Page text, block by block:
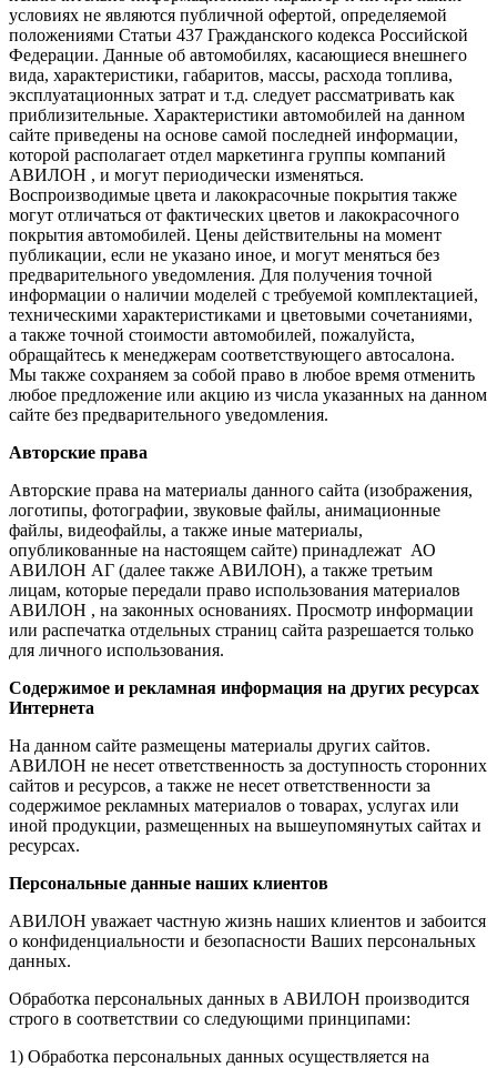
условиях не являются публичной офертой, определяемой
положениями Статьи 437 Гражданского кодекса Российской
Федерации. Данные об автомобилях, касающиеся внешнего
вида, характеристики, габаритов, массы, расхода топлива,
эксплуатационных затрат и т.д. следует рассматривать как
приблизительные. Характеристики автомобилей на данном
сайте приведены на основе самой последней информации,
которой располагает отдел маркетинга группы компаний
АВИЛОН , и могут периодически изменяться.
Воспроизводимые цвета и лакокрасочные покрытия также
могут отличаться от фактических цветов и лакокрасочного
покрытия автомобилей. Цены действительны на момент
публикации, если не указано иное, и могут меняться без
предварительного уведомления. Для получения точной
информации о наличии моделей с требуемой комплектацией,
техническими характеристиками и цветовыми сочетаниями,
а также точной стоимости автомобилей, пожалуйста,
обращайтесь к менеджерам соответствующего автосалона.
Мы также сохраняем за собой право в любое время отменить
любое предложение или акцию из числа указанных на данном
сайте без предварительного уведомления.
Авторские права
Авторские права на материалы данного сайта (изображения,
логотипы, фотографии, звуковые файлы, анимационные
файлы, видеофайлы, а также иные материалы,
опубликованные на настоящем сайте) принадлежат АО
АВИЛОН АГ (далее также АВИЛОН), а также третьим
лицам, которые передали право использования материалов
АВИЛОН , на законных основаниях. Просмотр информации
или распечатка отдельных страниц сайта разрешается только
для личного использования.
Содержимое и рекламная информация на других ресурсах
Интернета
На данном сайте размещены материалы других сайтов.
АВИЛОН не несет ответственность за доступность сторонних
сайтов и ресурсов, а также не несет ответственности за
содержимое рекламных материалов о товарах, услугах или
иной продукции, размещенных на вышеупомянутых сайтах и
ресурсах.
Персональные данные наших клиентов
АВИЛОН уважает частную жизнь наших клиентов и забоится
о конфиденциальности и безопасности Ваших персональных
данных.
Обработка персональных данных в АВИЛОН производится
строго в соответствии со следующими принципами:
1) Обработка персональных данных осуществляется на